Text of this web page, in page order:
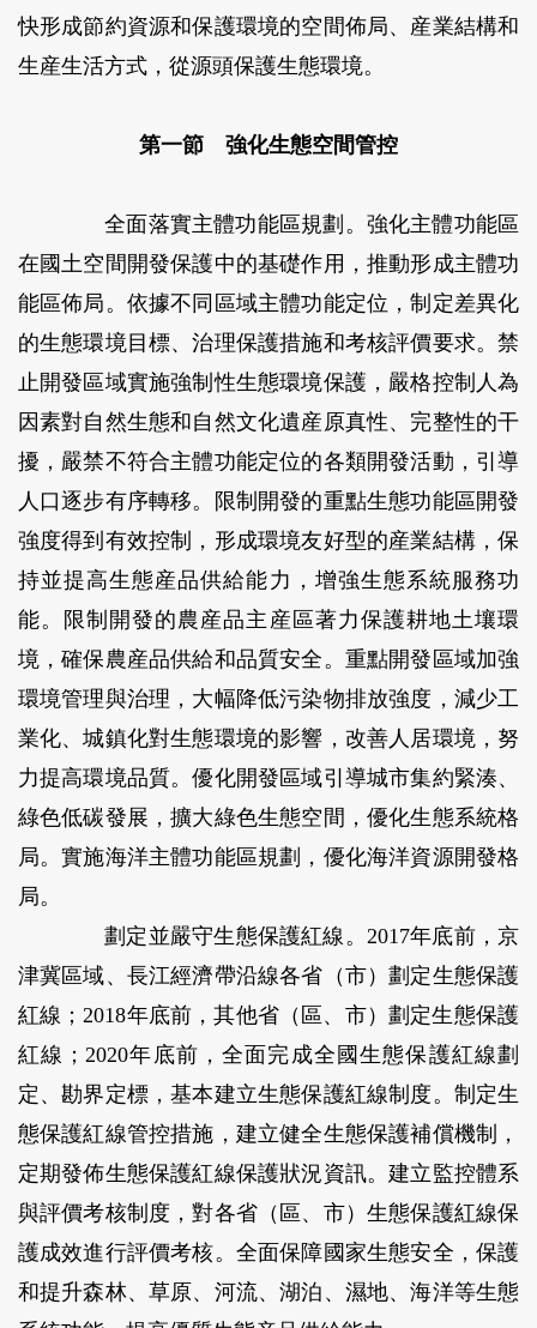
快形成節約資源和保護環境的空間佈局、産業結構和
生産生活方式，從源頭保護生態環境。
第一節 強化生態空間管控
全面落實主體功能區規劃。 強化主體功能區
在國土空間開發保護中的基礎作用，推動形成主體功
能區佈局。依據不同區域主體功能定位，制定差異化
的生態環境目標、治理保護措施和考核評價要求。禁
止開發區域實施強制性生態環境保護，嚴格控制人為
因素對自然生態和自然文化遺産原真性、完整性的干
擾，嚴禁不符合主體功能定位的各類開發活動，引導
人口逐步有序轉移。限制開發的重點生態功能區開發
強度得到有效控制，形成環境友好型的産業結構，保
持並提高生態産品供給能力，增強生態系統服務功
能。限制開發的農産品主産區著力保護耕地土壤環
境，確保農産品供給和品質安全。重點開發區域加強
環境管理與治理，大幅降低污染物排放強度，減少工
業化、城鎮化對生態環境的影響，改善人居環境，努
力提高環境品質。優化開發區域引導城市集約緊湊、
綠色低碳發展，擴大綠色生態空間，優化生態系統格
局。實施海洋主體功能區規劃，優化海洋資源開發格
局。
劃定並嚴守生態保護紅線。 2017年底前，京
津冀區域、長江經濟帶沿線各省（市）劃定生態保護
紅線；2018年底前，其他省（區、市）劃定生態保護
紅線；2020年底前，全面完成全國生態保護紅線劃
定、勘界定標，基本建立生態保護紅線制度。制定生
態保護紅線管控措施，建立健全生態保護補償機制，
定期發佈生態保護紅線保護狀況資訊。建立監控體系
與評價考核制度，對各省（區、市）生態保護紅線保
護成效進行評價考核。全面保障國家生態安全，保護
和提升森林、草原、河流、湖泊、濕地、海洋等生態